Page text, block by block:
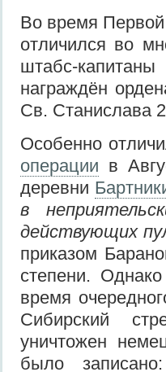
Во время
отличился во
штабс-
награждён
Св. Станислава
Особенно
операции в
деревни
в
действующих
приказом
степени.
время
Сибирский
уничтожен
было записано: